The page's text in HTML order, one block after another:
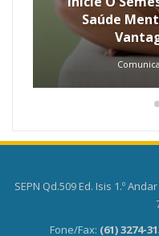
Saúde
SEPN Qd.509 Ed. Isis 1.º
Fone/Fax: (61) 3274-